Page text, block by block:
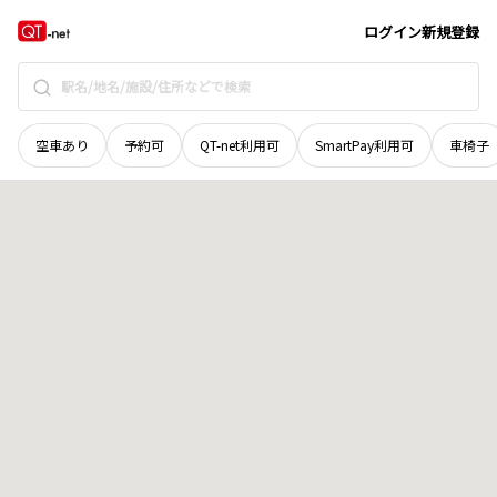
ログイン新規登録
空車あり 予約可 QT-net利用可 SmartPay利用可 車椅子
宮城県